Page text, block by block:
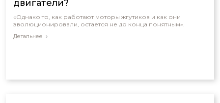
двигатели?
«Однако то, как работают моторы жгутиков и как они
эволюционировали, остается не до конца понятным».
Детальнее